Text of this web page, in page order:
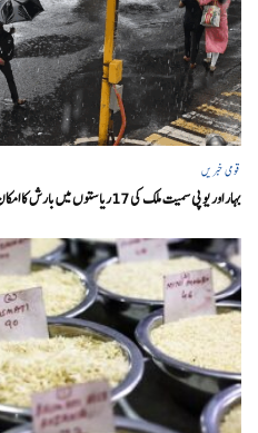
قومی خبریں
بہار اور یو پی سمیت ملک کی 17ریاستوں میں بارش کا امکان